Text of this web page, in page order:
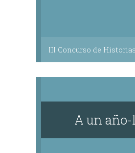
III Concurso de
A un